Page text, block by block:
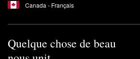
Canada - Français
Quelque chose de beau